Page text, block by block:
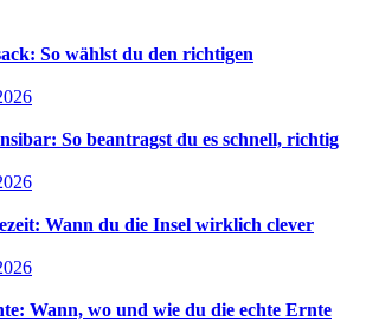
So wählst du den richtigen
So beantragst du es schnell, richtig
Wann du die Insel wirklich clever
Wann, wo und wie du die echte Ernte